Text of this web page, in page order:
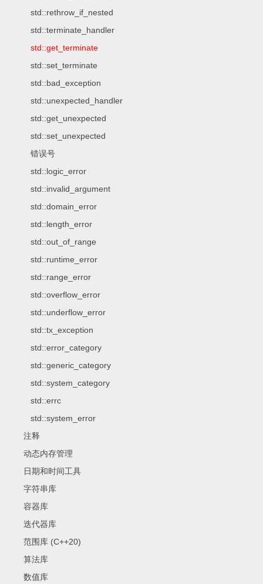
std::rethrow_if_nested
std::terminate_handler
std::get_terminate
std::set_terminate
std::bad_exception
std::unexpected_handler
std::get_unexpected
std::set_unexpected
错误号
std::logic_error
std::invalid_argument
std::domain_error
std::length_error
std::out_of_range
std::runtime_error
std::range_error
std::overflow_error
std::underflow_error
std::tx_exception
std::error_category
std::generic_category
std::system_category
std::errc
std::system_error
注释
动态内存管理
日期和时间工具
字符串库
容器库
迭代器库
范围库 (C++20)
算法库
数值库